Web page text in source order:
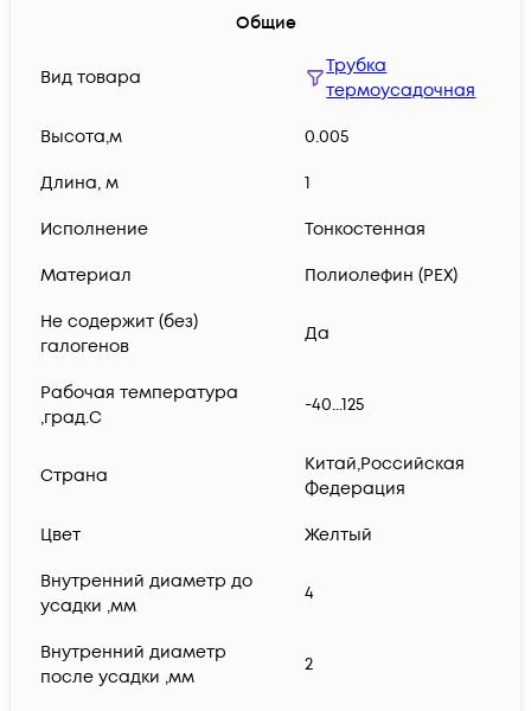
Общие
Вид товара
Трубка
термоусадочная
Высота,м 0.005
Длина, м 1
Исполнение Тонкостенная
Материал Полиолефин (PEX)
Не содержит (без)
галогенов
Да
Рабочая температура
,град.C
-40...125
Страна
Китай,Российская
Федерация
Цвет Желтый
Внутренний диаметр до
усадки ,мм
4
Внутренний диаметр
после усадки ,мм
2